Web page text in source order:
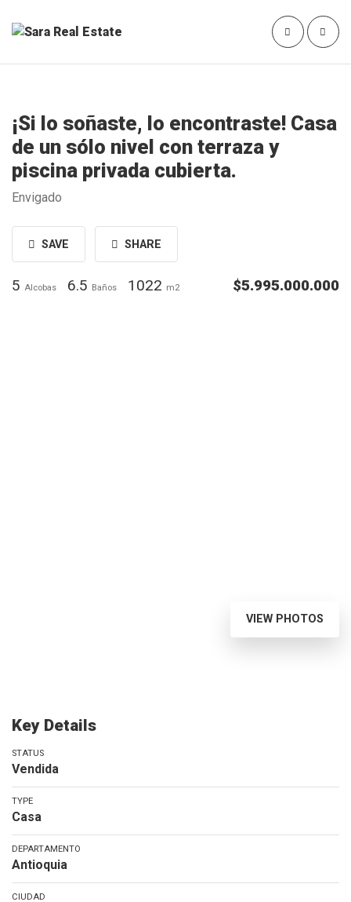
¡Si lo soñaste, lo encontraste! Casa
de un sólo nivel con terraza y
piscina privada cubierta.
Envigado
SAVE SHARE
5 Alcobas 6.5 Baños 1022 m2 $5.995.000.000
VIEW PHOTOS
Key Details
STATUS
Vendida
TYPE
Casa
DEPARTAMENTO
Antioquia
CIUDAD